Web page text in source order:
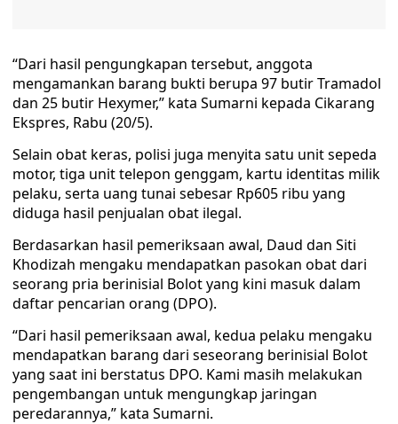
“Dari hasil pengungkapan tersebut, anggota
mengamankan barang bukti berupa 97 butir Tramadol
dan 25 butir Hexymer,” kata Sumarni kepada Cikarang
Ekspres, Rabu (20/5).
Selain obat keras, polisi juga menyita satu unit sepeda
motor, tiga unit telepon genggam, kartu identitas milik
pelaku, serta uang tunai sebesar Rp605 ribu yang
diduga hasil penjualan obat ilegal.
Berdasarkan hasil pemeriksaan awal, Daud dan Siti
Khodizah mengaku mendapatkan pasokan obat dari
seorang pria berinisial Bolot yang kini masuk dalam
daftar pencarian orang (DPO).
“Dari hasil pemeriksaan awal, kedua pelaku mengaku
mendapatkan barang dari seseorang berinisial Bolot
yang saat ini berstatus DPO. Kami masih melakukan
pengembangan untuk mengungkap jaringan
peredarannya,” kata Sumarni.